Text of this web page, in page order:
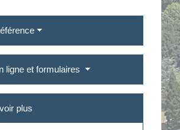
ligne et formulaires
plus